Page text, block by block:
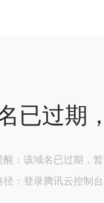
已过期
醒：该域名已过期，
径：登录腾讯云控制